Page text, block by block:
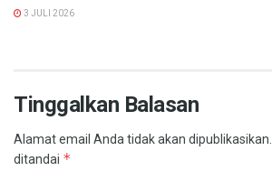
3 JULI 2026
Tinggalkan Balasan
Alamat email Anda tidak akan dipublikasikan.
ditandai *